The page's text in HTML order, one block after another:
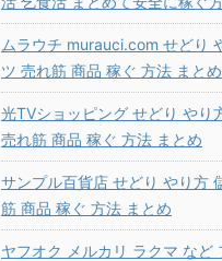
ムラウチ murauci.com せどり
ツ 売れ筋 商品 稼ぐ 方法 まとめ
光TVショッピング せどり やり
売れ筋 商品 稼ぐ 方法 まとめ
サンプル百貨店 せどり やり方
筋 商品 稼ぐ 方法 まとめ
ヤフオク メルカリ ラクマ など